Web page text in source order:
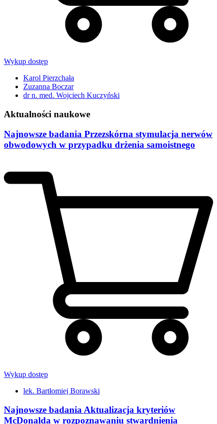
Wykup dostęp
Karol Pierzchała
Zuzanna Boczar
dr n. med. Wojciech Kuczyński
Aktualności naukowe
Najnowsze badania Przezskórna stymulacja nerwów
obwodowych w przypadku drżenia samoistnego
Wykup dostęp
lek. Bartłomiej Borawski
Najnowsze badania Aktualizacja kryteriów
McDonalda w rozpoznawaniu stwardnienia